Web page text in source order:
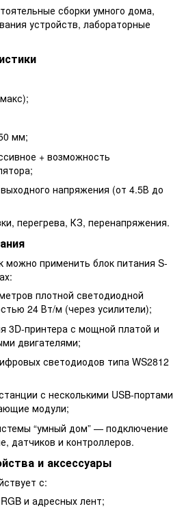
сборки умного дома,
устройств, лабораторные
мм;
+ возможность
напряжения (от 4.5В до
перегрева, КЗ, перенапряжения.
можно применить блок питания S-
плотной светодиодной
24 Вт/м (через усилители);
3D-принтера с мощной платой и
двигателями;
светодиодов типа WS2812
с несколькими USB-портами
модули;
“умный дом” — подключение
датчиков и контроллеров.
и аксессуары
с:
и адресных лент;